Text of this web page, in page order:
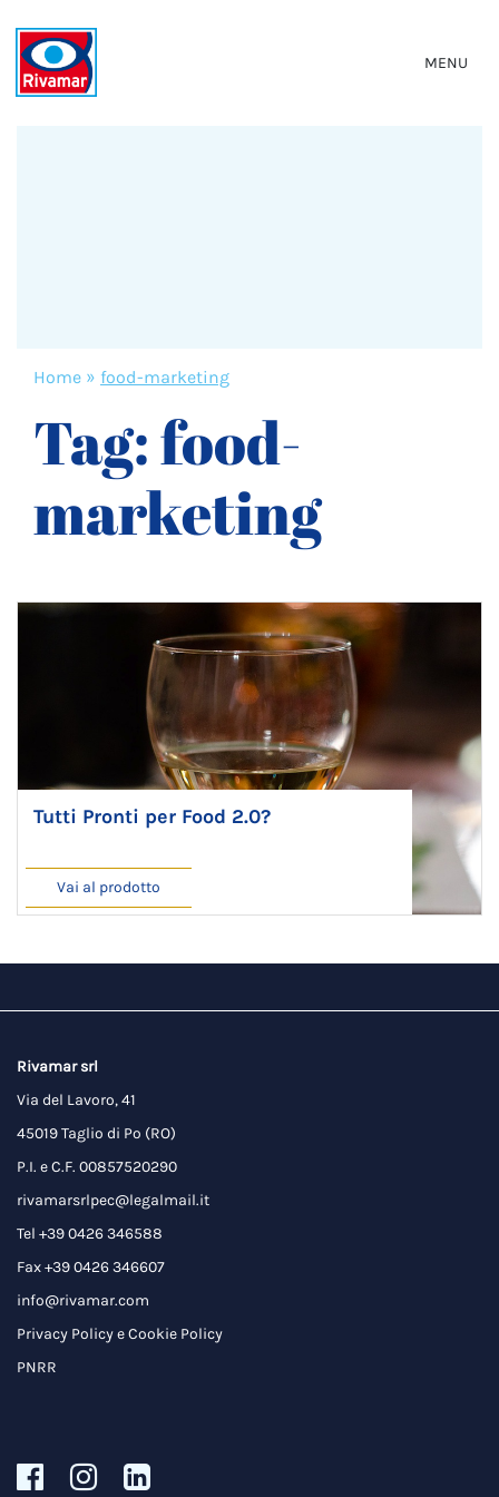
MENU
Home » food-marketing
Tag:food-
marketing
Tutti Pronti per Food 2.0?
Vai al prodotto
Rivamar srl
Via del Lavoro, 41
45019 Taglio di Po (RO)
P.I. e C.F. 00857520290
rivamarsrlpec@legalmail.it
Tel +39 0426 346588
Fax +39 0426 346607
info@rivamar.com
Privacy PolicyeCookie Policy
PNRR